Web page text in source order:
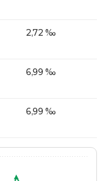
2,72 ‰
6,99 ‰
6,99 ‰